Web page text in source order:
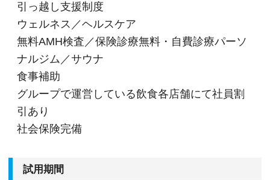
引っ越し支援制度
ウェルネス／ヘルスケア
無料AMH検査／保険診療無料・自費診療パーソ
ナルジム／サウナ
食事補助
グループで運営している飲食各店舗にて社員割
引あり
社会保険完備
試用期間